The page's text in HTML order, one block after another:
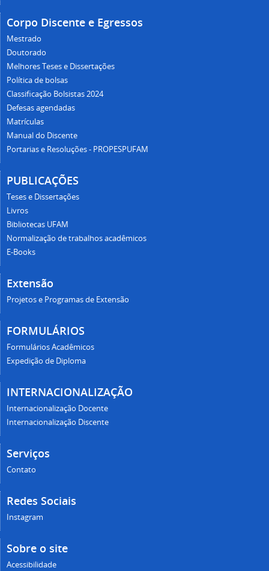
Corpo Discente e Egressos
Mestrado
Doutorado
Melhores Teses e Dissertações
Política de bolsas
Classificação Bolsistas 2024
Defesas agendadas
Matrículas
Manual do Discente
Portarias e Resoluções - PROPESPUFAM
PUBLICAÇÕES
Teses e Dissertações
Livros
Bibliotecas UFAM
Normalização de trabalhos acadêmicos
E-Books
Extensão
Projetos e Programas de Extensão
FORMULÁRIOS
Formulários Acadêmicos
Expedição de Diploma
INTERNACIONALIZAÇÃO
Internacionalização Docente
Internacionalização Discente
Serviços
Contato
Redes Sociais
Instagram
Sobre o site
Acessibilidade